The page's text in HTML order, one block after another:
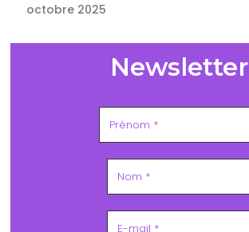
octobre 2025
Newsletter